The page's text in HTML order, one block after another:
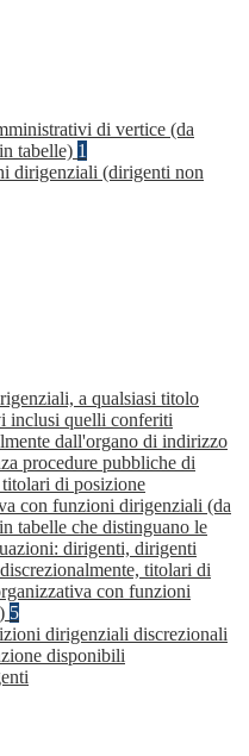
di vertice (da
tabelle) 1
dirigenziali (dirigenti non
a qualsiasi titolo
inclusi quelli conferiti
dall'organo di indirizzo
procedure pubbliche di
titolari di posizione
con funzioni dirigenziali (da
tabelle che distinguano le
dirigenti, dirigenti
titolari di
con funzioni
5
dirigenziali discrezionali
disponibili